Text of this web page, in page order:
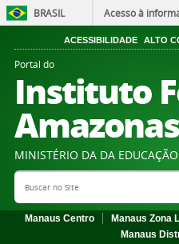
BRASIL Acesso à
ACESSIBILIDADE ALTO
Portal do
Instituto
Amazonas
MINISTÉRIO DA DA EDUCAÇÃO
Search Site
Manaus Centro Manaus Zona
Manaus